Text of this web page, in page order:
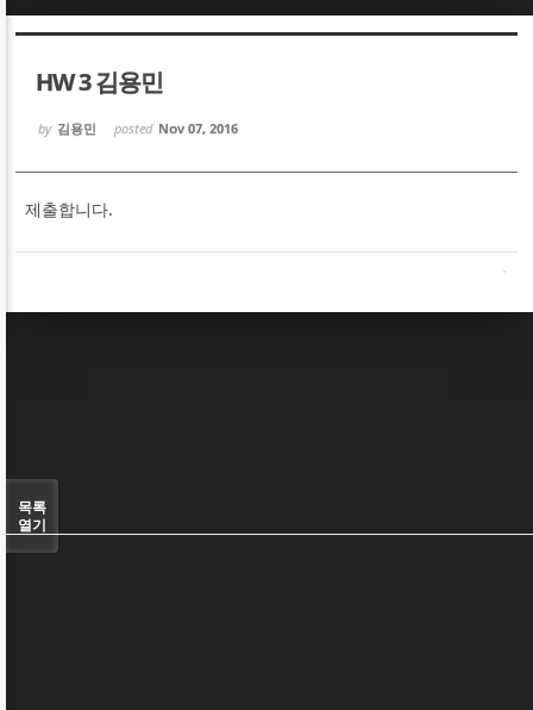
HW 3 김용민
by 김용민 posted Nov 07, 2016
제출합니다.
목록
열기
Sketchbook5, 스케치북5
Sketchbook5, 스케치북5
Sketchbook5, 스케치북5
Sketchbook5, 스케치북5